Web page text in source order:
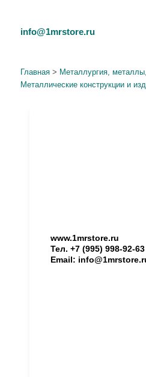
info@1mrstore.ru
Главная> Металлургия,
Металлические конструкции и
www.1mrstore.ru
Тел. +7 (995) 998-92-63
Email: